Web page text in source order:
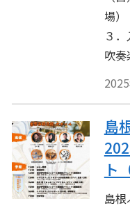
場）
３
吹奏
島
ト
島